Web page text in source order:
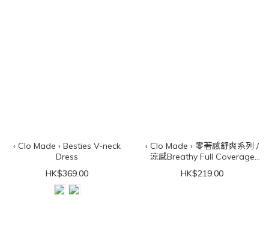
‹ Clo Made › Besties V-neck
Dress
HK$369.00
‹ Clo Made › 零著感舒爽系列 /
涼感Breathy Full Coverage
Bra Top（可拆胸墊）
HK$219.00